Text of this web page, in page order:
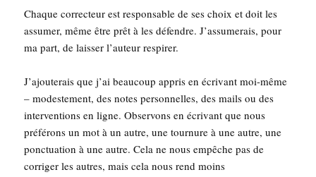
Chaque cor­rec­teur est res­pon­sable de ses choix et doit les
assu­mer, même être prêt à les défendre. J’as­su­me­rais, pour
ma part, de lais­ser l’au­teur respirer.
J’a­jou­te­rais que j’ai beau­coup appris en écri­vant moi-même
– modes­te­ment, des notes per­son­nelles, des mails ou des
inter­ven­tions en ligne. Obser­vons en écri­vant que nous
pré­fé­rons un mot à un autre, une tour­nure à une autre, une
ponc­tua­tion à une autre. Cela ne nous empêche pas de
cor­ri­ger les autres, mais cela nous rend moins